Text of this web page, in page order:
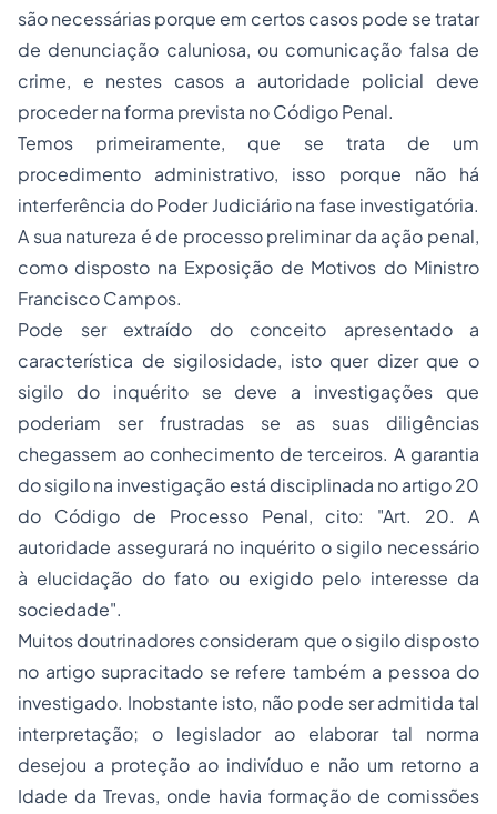
são necessárias porque em certos casos pode se tratar
de denunciação caluniosa, ou comunicação falsa de
crime, e nestes casos a autoridade policial deve
proceder na forma prevista no Código Penal.
Temos primeiramente, que se trata de um
procedimento administrativo, isso porque não há
interferência do Poder Judiciário na fase investigatória.
A sua natureza é de processo preliminar da ação penal,
como disposto na Exposição de Motivos do Ministro
Francisco Campos.
Pode ser extraído do conceito apresentado a
característica de sigilosidade, isto quer dizer que o
sigilo do inquérito se deve a investigações que
poderiam ser frustradas se as suas diligências
chegassem ao conhecimento de terceiros. A garantia
do sigilo na investigação está disciplinada no artigo 20
do Código de Processo Penal, cito:
"Art. 20. A
autoridade assegurará no inquérito o sigilo necessário
à elucidação do fato ou exigido pelo interesse da
sociedade".
Muitos doutrinadores consideram que o sigilo disposto
no artigo supracitado se refere também a pessoa do
investigado. Inobstante isto, não pode ser admitida tal
interpretação; o legislador ao elaborar tal norma
desejou a proteção ao indivíduo e não um retorno a
Idade da Trevas, onde havia formação de comissões